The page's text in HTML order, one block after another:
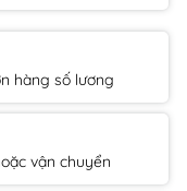
hàng số lương
vận chuyển